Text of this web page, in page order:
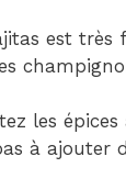
est très
les
à ajouter